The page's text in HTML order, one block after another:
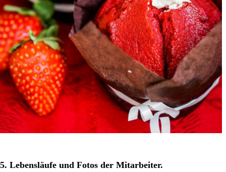
5. Lebensläufe und Fotos der Mitarbeiter.